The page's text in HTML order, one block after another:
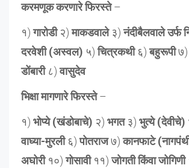
करमणूक करणारे फिरस्ते–
१)गारोडी२)माकडवाले३)नंदीबैलवाले उर्फ
दरवेशी (अस्वल) ५)चित्रकथी६)बहुरूपी
डोंबारी८)वासुदेव
भिक्षा मागणारे फिरस्ते–
१) भोप्ये (खंडोबाचे) २) भगत३) भुत्ये (देवीचे)
वाघ्या-मुरली६)पोतराज७)कानफाटे
अघोरी१०)गोसावी११)जोगती किंवा जोगिणी